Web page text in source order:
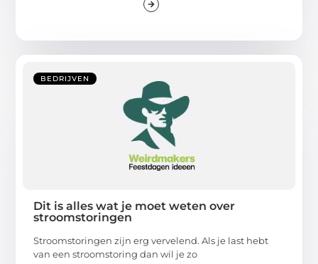
BEDRIJVEN
Dit is alles wat je moet weten over
stroomstoringen
Stroomstoringen zijn erg vervelend. Als je last hebt
van een stroomstoring dan wil je zo